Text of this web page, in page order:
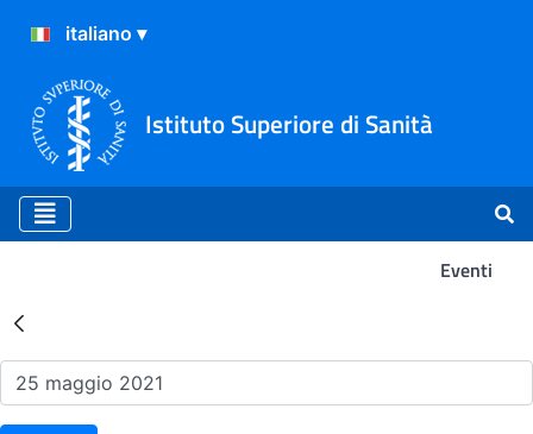
Istituto Superiore di Sanità
Eventi
Risultati della Ricerca -